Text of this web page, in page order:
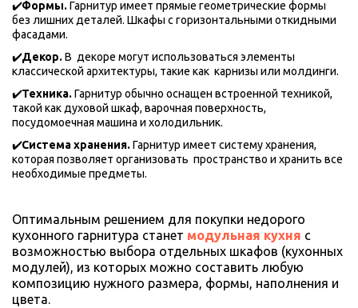
✔️Формы. Гарнитур имеет прямые геометрические формы
без лишних деталей. Шкафы с горизонтальными откидными
фасадами.
✔️Декор. В  декоре могут использоваться элементы
классической архитектуры, такие как  карнизы или молдинги.
✔️Техника. Гарнитур обычно оснащен встроенной техникой,
такой как духовой шкаф, варочная поверхность,
посудомоечная машина и холодильник.
✔️Система хранения. Гарнитур имеет систему хранения,
которая позволяет организовать  пространство и хранить все
необходимые предметы.
Оптимальным решением для покупки недорого
кухонного гарнитура станет модульная кухня с
возможностью выбора отдельных шкафов (кухонных
модулей), из которых можно составить любую
композицию нужного размера, формы, наполнения и
цвета.